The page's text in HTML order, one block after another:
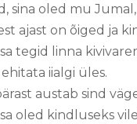
sina oled mu
ajast on õiged ja
tegid linna
iialgi üles.
austab sind
oled kindluseks